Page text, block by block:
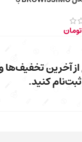
تومان
آخرین تخفیف‌ها
کنید.